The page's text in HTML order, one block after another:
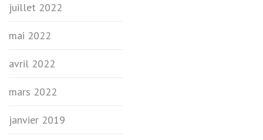
juillet 2022
mai 2022
avril 2022
mars 2022
janvier 2019